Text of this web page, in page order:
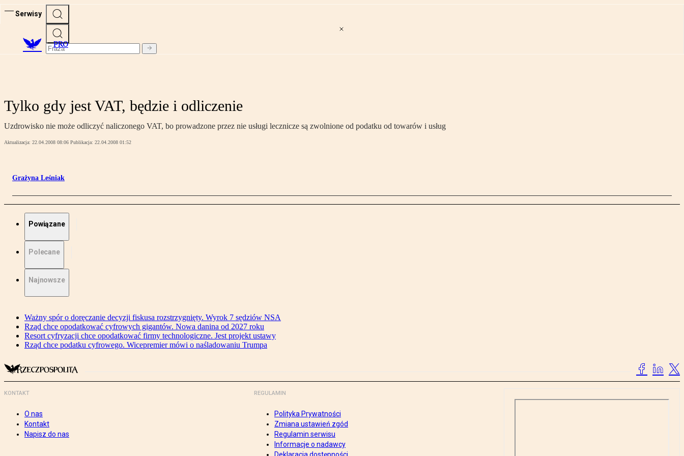
Serwisy
PRO
Tylko gdy jest VAT, będzie i odliczenie
Uzdrowisko nie może odliczyć naliczonego VAT, bo prowadzone przez nie usługi lecznicze są zwolnione od podatku od towarów i usług
Aktualizacja: 22.04.2008 08:06 Publikacja: 22.04.2008 01:52
Grażyna Leśniak
Powiązane
Polecane
Najnowsze
Ważny spór o doręczanie decyzji fiskusa rozstrzygnięty. Wyrok 7 sędziów NSA
Rząd chce opodatkować cyfrowych gigantów. Nowa danina od 2027 roku
Resort cyfryzacji chce opodatkować firmy technologiczne. Jest projekt ustawy
Rząd chce podatku cyfrowego. Wicepremier mówi o naśladowaniu Trumpa
KONTAKT
O nas
Kontakt
Napisz do nas
REGULAMIN
Polityka Prywatności
Zmiana ustawień zgód
Regulamin serwisu
Informacje o nadawcy